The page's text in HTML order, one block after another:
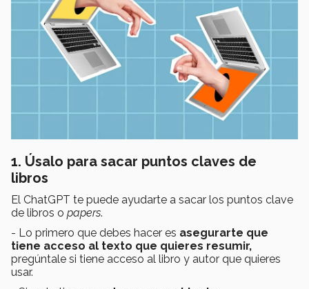
1. Úsalo para sacar puntos claves de
libros
El ChatGPT te puede ayudarte a sacar los puntos clave
de libros o papers.
- Lo primero que debes hacer es asegurarte que
tiene acceso al texto que quieres resumir,
pregúntale si tiene acceso al libro y autor que quieres
usar.